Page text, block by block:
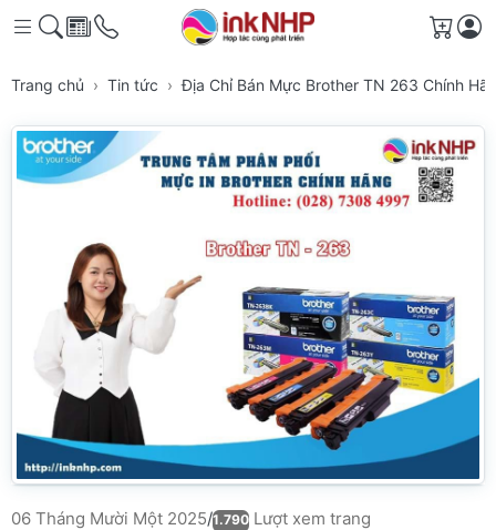
Giỏ
Trang chủ Tin tức Địa Chỉ Bán Mực Brother TN 263 Chính
06 Tháng Mười Một 2025/1.790 Lượt xem trang